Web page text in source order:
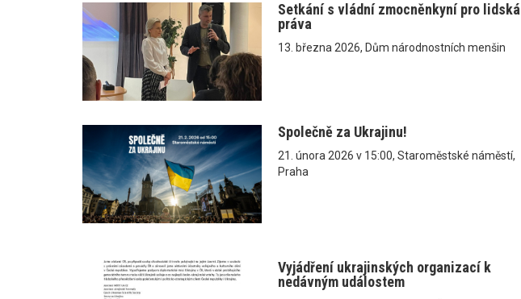
Setkání s vládní zmocněnkyní pro lidská
práva
13. března 2026, Dům národnostních menšin
Společně za Ukrajinu!
21. února 2026 v 15:00, Staroměstské náměstí,
Praha
Vyjádření ukrajinských organizací k
nedávným událostem